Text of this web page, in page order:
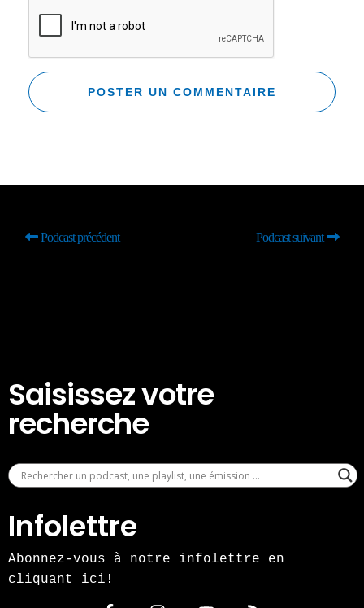
Podcast précédent Podcast suivant
Saisissez votre
recherche
Infolettre
Abonnez-vous à notre infolettre en
cliquant ici!